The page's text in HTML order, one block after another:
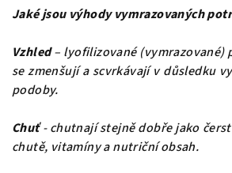
Jaké jsou výhody vymrazovaných
Vzhled– lyofilizované (vymrazované)
se zmenšují a scvrkávají v důsledku
podoby.
Chuť- chutnají stejně dobře jako
chutě, vitamíny a nutriční obsah.